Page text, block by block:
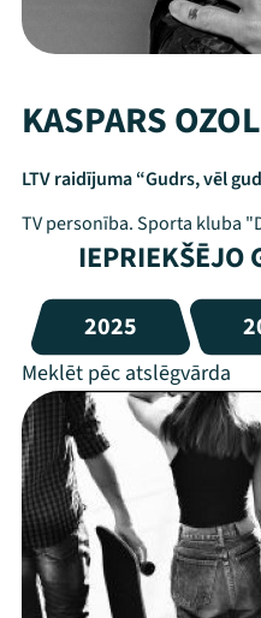
KASPARS
LTV raidījuma “Gudrs, vēl
TV personība. Sporta kluba
IEPRIEKŠĒJO
2025